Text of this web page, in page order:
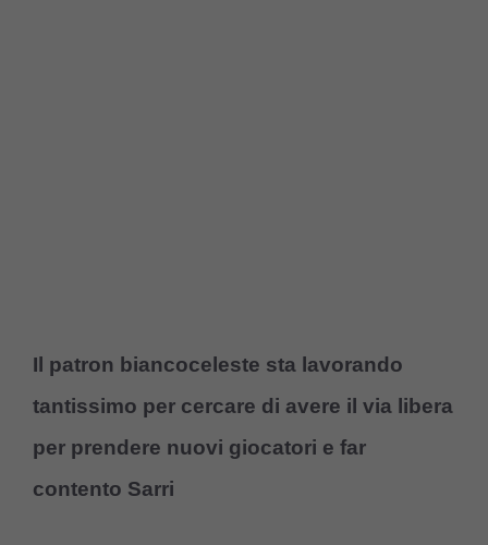
Il patron biancoceleste sta lavorando
tantissimo per cercare di avere il via libera
per prendere nuovi giocatori e far
contento Sarri